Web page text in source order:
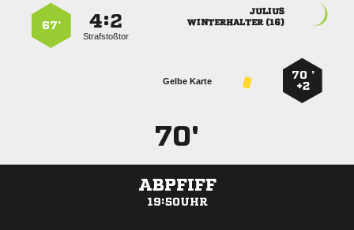

 
:
Strafstoßtor
67’
70 ’
+2
Gelbe Karte
70'
ABPFIFF
19:50UHR